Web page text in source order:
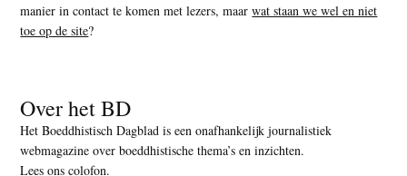
manier in contact te komen met lezers, maarwat staan we wel en niet
toe op de site?
Over het BD
Het Boeddhistisch Dagblad is een onafhankelijk journalistiek
webmagazine over boeddhistische thema’s en inzichten.
Lees ons colofon.